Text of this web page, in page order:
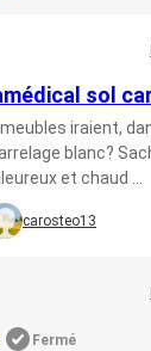
sol
iraient,
blanc?
et chaud ...
carosteo13
Fermé